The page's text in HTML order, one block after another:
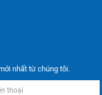
nhất từ chúng tôi.